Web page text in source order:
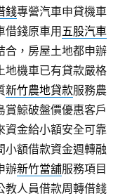
錢專營汽車申貸機車
借錢原車用 五股汽車
合，房屋土地都申辦
地機車已有貸款嚴格
新竹農地貸款服務農
賞鯨破盤價優惠客戶
資金給小額安全可靠
小額借款資金週轉融
辦新竹當舖服務項目
教人員借款周轉借錢